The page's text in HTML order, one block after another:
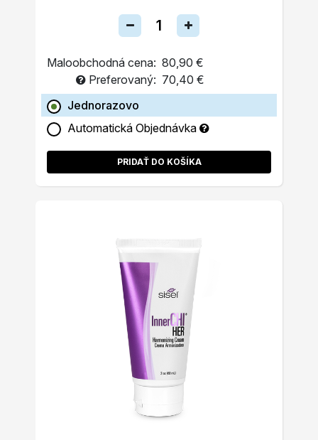
Maloobchodná cena: 80,90 €
Preferovaný: 70,40 €
Jednorazovo
Automatická Objednávka
PRIDAŤ DO KOŠÍKA